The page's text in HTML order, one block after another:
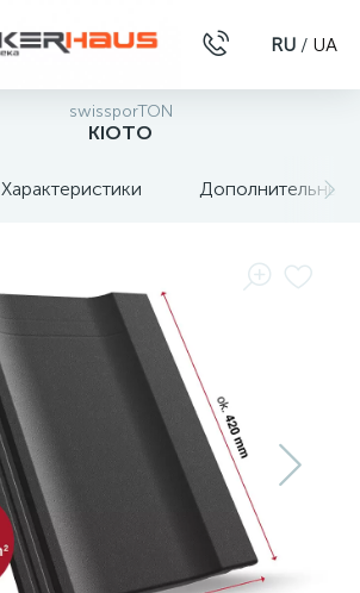
RU / UA
swissporTON
KIOTO
Характеристики Дополнительные